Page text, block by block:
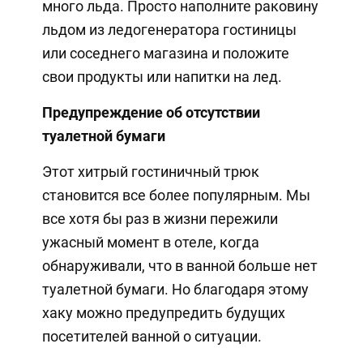
много льда. Просто наполните раковину
льдом из ледогенератора гостиницы
или соседнего магазина и положите
свои продукты или напитки на лед.
Предупреждение об отсутствии
туалетной бумаги
Этот хитрый гостиничный трюк
становится все более популярным. Мы
все хотя бы раз в жизни пережили
ужасный момент в отеле, когда
обнаруживали, что в ванной больше нет
туалетной бумаги. Но благодаря этому
хаку можно предупредить будущих
посетителей ванной о ситуации.